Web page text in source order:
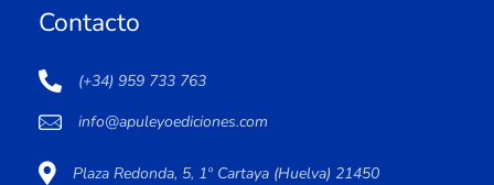
Contacto
(+34) 959 733 763
info@apuleyoediciones.com
Plaza Redonda, 5, 1º Cartaya (Huelva) 21450